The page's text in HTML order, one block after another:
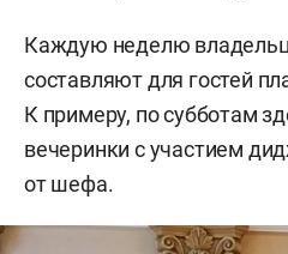
Каждую неделю
составляют для гостей
К примеру, по субботам
вечеринки с участием
от шефа.